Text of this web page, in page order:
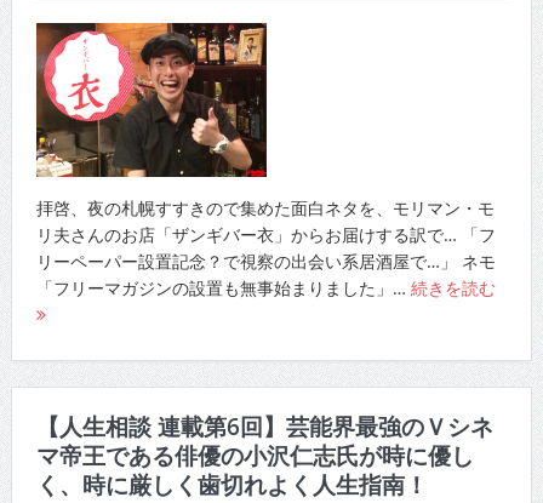
拝啓、夜の札幌すすきので集めた面白ネタを、モリマン・モ
リ夫さんのお店「ザンギバー衣」からお届けする訳で… 「フ
リーペーパー設置記念？で視察の出会い系居酒屋で…」 ネモ
「フリーマガジンの設置も無事始まりました」… 続きを読む
【人生相談 連載第6回】芸能界最強のＶシネ
マ帝王である俳優の小沢仁志氏が時に優し
く、時に厳しく歯切れよく人生指南！